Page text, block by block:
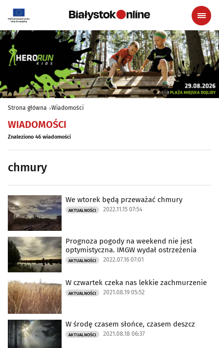
Strona główna Wiadomości
WIADOMOŚCI
Znaleziono 46 wiadomości
chmury
We wtorek będą przeważać chmury
AKTUALNOŚCI 2022.11.15 07:54
Prognoza pogody na weekend nie jest
optymistyczna. IMGW wydał ostrzeżenia
AKTUALNOŚCI 2022.07.16 07:01
W czwartek czeka nas lekkie zachmurzenie
AKTUALNOŚCI 2021.08.19 05:52
W środę czasem słońce, czasem deszcz
AKTUALNOŚCI 2021.08.18 06:37